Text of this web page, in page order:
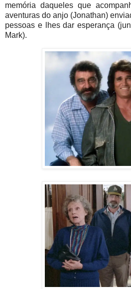
memória daqueles que
aventuras do anjo (Jonathan)
pessoas e lhes dar esperança
Mark).